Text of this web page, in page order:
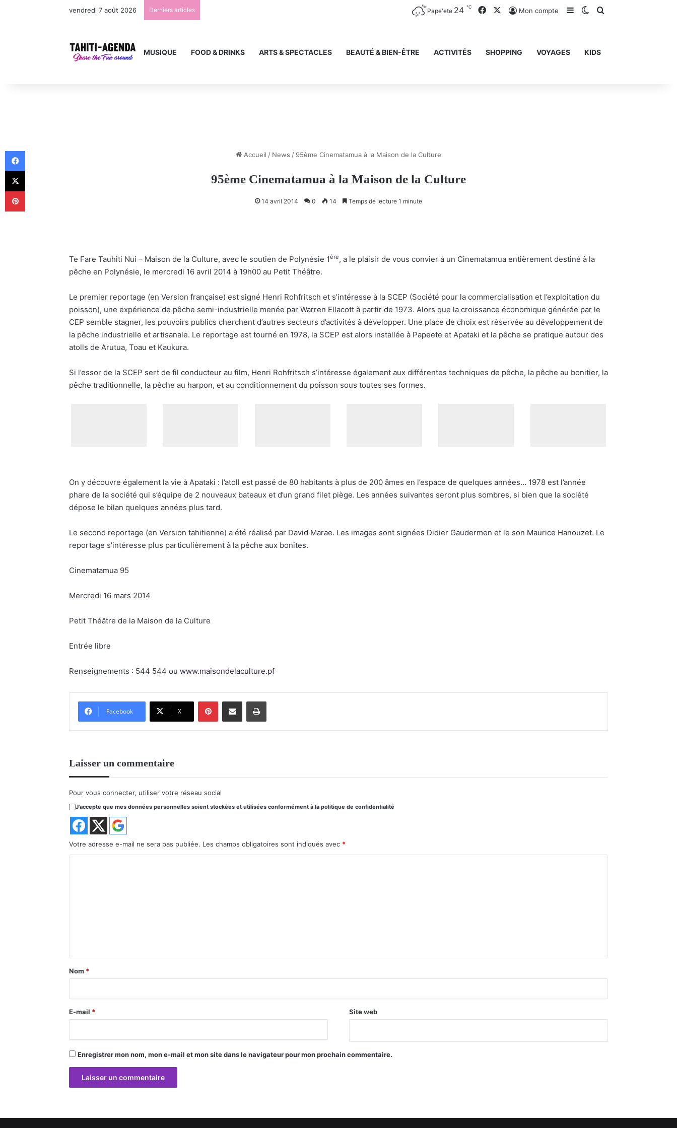
vendredi 7 août 2026 Derniers articles Pape'ete 24 ℃ FacebookMon compte Sidebar (barre latérale)
Switch skin
MUSIQUE FOOD & DRINKS ARTS & SPECTACLES BEAUTÉ & BIEN-ÊTRE ACTIVITÉS SHOPPING VOYAGES KIDS
Accueil / News / 95ème Cinematamua à la Maison de la Culture
95ème Cinematamua à la Maison de la Culture
14 avril 2014 0 14 Temps de lecture 1 minute
Te Fare Tauhiti Nui – Maison de la Culture, avec le soutien de Polynésie 1ère, a le plaisir de vous convier à un Cinematamua entièrement destiné à la
pêche en Polynésie, le mercredi 16 avril 2014 à 19h00 au Petit Théâtre.
Le premier reportage (en Version française) est signé Henri Rohfritsch et s’intéresse à la SCEP (Société pour la commercialisation et l’exploitation du
poisson), une expérience de pêche semi-industrielle menée par Warren Ellacott à partir de 1973. Alors que la croissance économique générée par le
CEP semble stagner, les pouvoirs publics cherchent d’autres secteurs d’activités à développer. Une place de choix est réservée au développement de
la pêche industrielle et artisanale. Le reportage est tourné en 1978, la SCEP est alors installée à Papeete et Apataki et la pêche se pratique autour des
atolls de Arutua, Toau et Kaukura.
Si l’essor de la SCEP sert de fil conducteur au film, Henri Rohfritsch s’intéresse également aux différentes techniques de pêche, la pêche au bonitier, la
pêche traditionnelle, la pêche au harpon, et au conditionnement du poisson sous toutes ses formes.
On y découvre également la vie à Apataki : l’atoll est passé de 80 habitants à plus de 200 âmes en l’espace de quelques années… 1978 est l’année
phare de la société qui s’équipe de 2 nouveaux bateaux et d’un grand filet piège. Les années suivantes seront plus sombres, si bien que la société
dépose le bilan quelques années plus tard.
Le second reportage (en Version tahitienne) a été réalisé par David Marae. Les images sont signées Didier Gaudermen et le son Maurice Hanouzet. Le
reportage s’intéresse plus particulièrement à la pêche aux bonites.
Cinematamua 95
Mercredi 16 mars 2014
Petit Théâtre de la Maison de la Culture
Entrée libre
Renseignements : 544 544 ou www.maisondelaculture.pf
Facebook X
Laisser un commentaire
Pour vous connecter, utiliser votre réseau social
J'accepte que mes données personnelles soient stockées et utilisées conformément à la politique de confidentialité
Votre adresse e-mail ne sera pas publiée. Les champs obligatoires sont indiqués avec *
a
r
e
Nom *
E-mail * Site web
Enregistrer mon nom, mon e-mail et mon site dans le navigateur pour mon prochain commentaire.